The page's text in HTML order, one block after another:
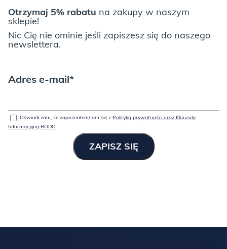
Otrzymaj 5% rabatu na zakupy w naszym
sklepie!
Nic Cię nie ominie jeśli zapiszesz się do naszego
newslettera.
Adres e-mail*
Oświadczam, że zapoznałem/-am się z Polityką prywatności oraz Klauzulą
Informacyjną RODO